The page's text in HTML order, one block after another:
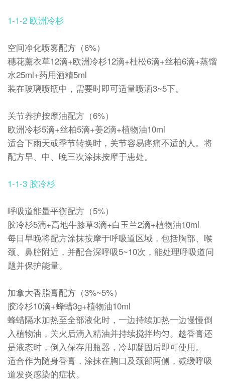
1-1-2 欧洲冷杉
空间净化喷雾配方（6%）
穗花薰衣草12滴+欧洲冷杉12滴+杜松6滴+丝柏6滴+蒸馏
水25ml+药用酒精5ml
装在玻璃喷瓶中，需要时即可适量喷洒3~5下。
关节养护按摩油配方（6%）
欧洲冷杉5滴+丝柏5滴+姜2滴+植物油10ml
适合下雨天或季节转换时，关节容易疼痛不适的人。将
配方早、中、晚三次涂抹按摩于患处。
1-1-3 胶冷杉
呼吸道能量平衡配方（5%）
胶冷杉5滴+高地牛膝草3滴+白玉兰2滴+植物油10ml
每日早晚将配方涂抹按摩于呼吸道区域，包括胸部、喉
颈、鼻腔附近，并配合深呼吸5~10次，能处理呼吸道问
题并保护能量。
加拿大香脂膏配方（3%~5%）
胶冷杉10滴+蜂蜡3g+植物油10ml
蜂蜡隔水加热至全部液化时，一边持续加热一边慢慢倒
入植物油，关火后滴入精油并持续搅拌均匀。趁香膏还
是液态时，倒入保存用瓶器，冷却凝固后即可使用。
适合作为随身香膏，涂抹在胸口及颈部两侧，减缓呼吸
道发炎感染的症状。